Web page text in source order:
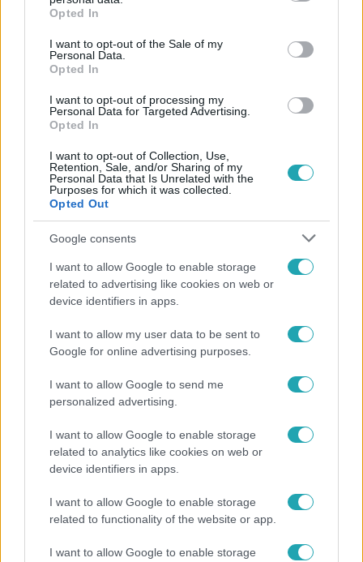
grant or deny consent to Google and its third-party tags to
use your data for below specified purposes in below Google
consent section.
Opted In
I want to opt-out of the Sale of my
Personal Data.
Opted In
I want to opt-out of processing my
Personal Data for Targeted Advertising.
Opted In
I want to opt-out of Collection, Use,
Retention, Sale, and/or Sharing of my
Personal Data that Is Unrelated with the
Purposes for which it was collected.
Opted Out
Google consents
I want to allow Google to enable storage
related to advertising like cookies on web or
device identifiers in apps.
I want to allow my user data to be sent to
Google for online advertising purposes.
I want to allow Google to send me
personalized advertising.
I want to allow Google to enable storage
related to analytics like cookies on web or
device identifiers in apps.
I want to allow Google to enable storage
related to functionality of the website or app.
I want to allow Google to enable storage
Népszerű
Belföld
800 dalból válogattak: így ünneplik Bródy János
életművét a Sziget Fesztiválon